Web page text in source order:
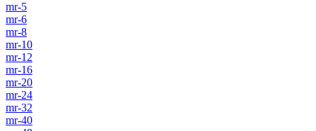
mr-5
mr-6
mr-8
mr-10
mr-12
mr-16
mr-20
mr-24
mr-32
mr-40